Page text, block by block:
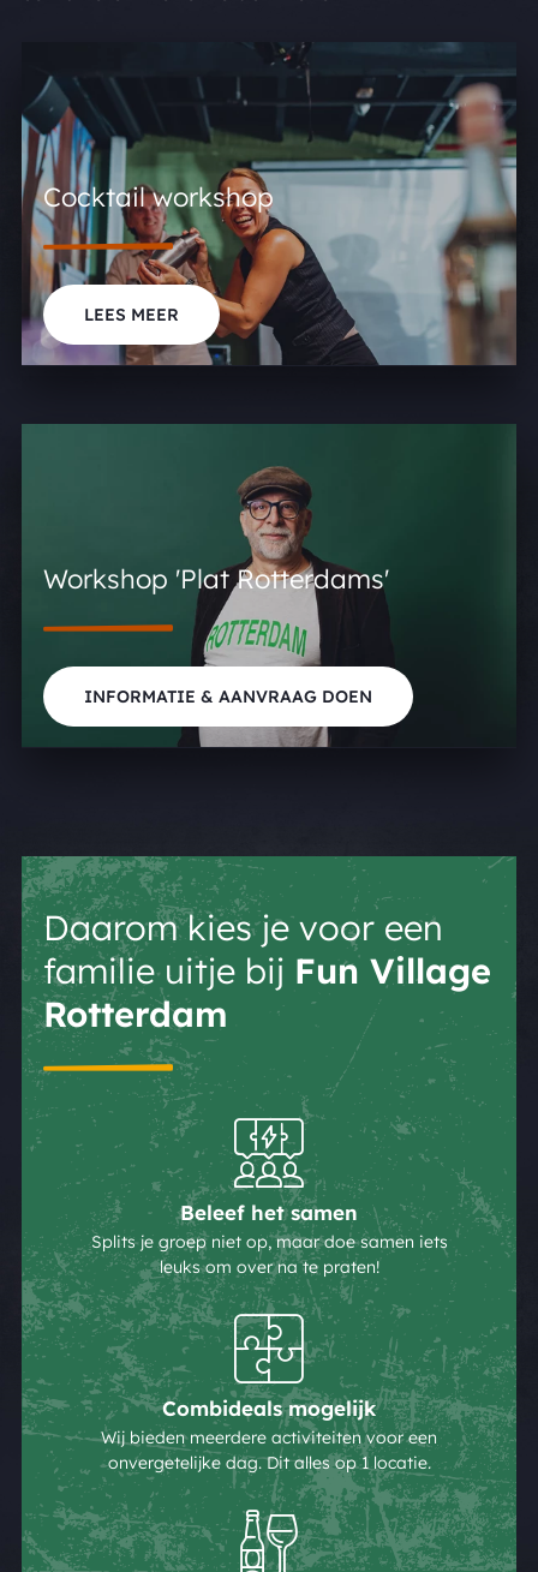
Cocktail workshop
LEES MEER
Workshop 'Plat Rotterdams'
INFORMATIE & AANVRAAG DOEN
Daarom kies je voor een
familie uitje bij Fun Village
Rotterdam
Beleef het samen
Splits je groep niet op, maar doe samen iets
leuks om over na te praten!
Combideals mogelijk
Wij bieden meerdere activiteiten voor een
onvergetelijke dag. Dit alles op 1 locatie.